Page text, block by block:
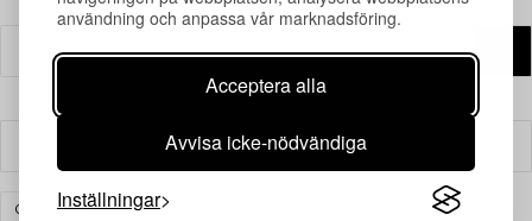
användning och anpassa vår marknadsföring.
Acceptera alla
Avvisa icke-nödvändiga
Inställningar
Filter
GLAS RENSA ALLA